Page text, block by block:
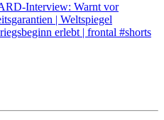
Interview: Warnt vor
| Weltspiegel
erlebt | frontal #shorts